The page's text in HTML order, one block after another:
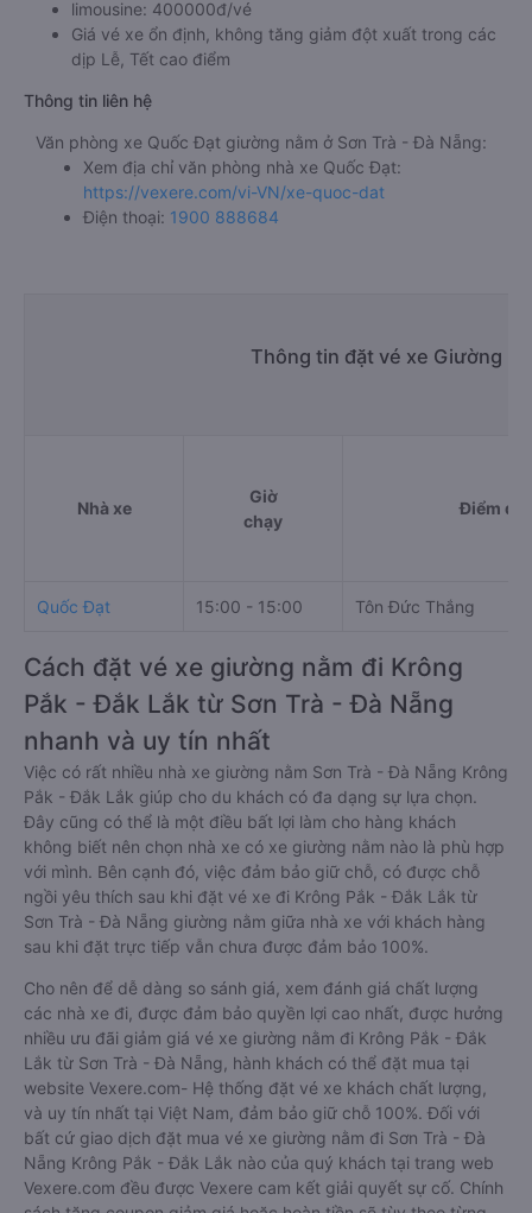
limousine: 400000đ/vé
Giá vé xe ổn định, không tăng giảm đột xuất trong các
dịp Lễ, Tết cao điểm
Thông tin liên hệ
Văn phòng xe Quốc Đạt giường nằm ở Sơn Trà - Đà Nẵng:
Xem địa chỉ văn phòng nhà xe Quốc Đạt:
https://vexere.com/vi-VN/xe-quoc-dat
Điện thoại: 1900 888684
Thông tin đặt vé xe Giường
Nhà xe
Giờ
chạy
Điểm đi
Quốc Đạt 15:00 - 15:00 Tôn Đức Thắng
Cách đặt vé xe giường nằm đi Krông
Pắk - Đắk Lắk từ Sơn Trà - Đà Nẵng
nhanh và uy tín nhất
Việc có rất nhiều nhà xe giường nằm Sơn Trà - Đà Nẵng Krông
Pắk - Đắk Lắk giúp cho du khách có đa dạng sự lựa chọn.
Đây cũng có thể là một điều bất lợi làm cho hàng khách
không biết nên chọn nhà xe có xe giường nằm nào là phù hợp
với mình. Bên cạnh đó, việc đảm bảo giữ chỗ, có được chỗ
ngồi yêu thích sau khi đặt vé xe đi Krông Pắk - Đắk Lắk từ
Sơn Trà - Đà Nẵng giường nằm giữa nhà xe với khách hàng
sau khi đặt trực tiếp vẫn chưa được đảm bảo 100%.
Cho nên để dễ dàng so sánh giá, xem đánh giá chất lượng
các nhà xe đi, được đảm bảo quyền lợi cao nhất, được hưởng
nhiều ưu đãi giảm giá vé xe giường nằm đi Krông Pắk - Đắk
Lắk từ Sơn Trà - Đà Nẵng, hành khách có thể đặt mua tại
website Vexere.com- Hệ thống đặt vé xe khách chất lượng,
và uy tín nhất tại Việt Nam, đảm bảo giữ chỗ 100%. Đối với
bất cứ giao dịch đặt mua vé xe giường nằm đi Sơn Trà - Đà
Nẵng Krông Pắk - Đắk Lắk nào của quý khách tại trang web
Vexere.com đều được Vexere cam kết giải quyết sự cố. Chính